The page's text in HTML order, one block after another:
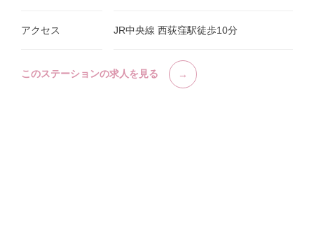
アクセス JR中央線 西荻窪駅徒歩10分
このステーションの求人を見る